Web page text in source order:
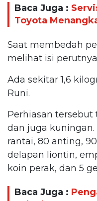
Baca Juga :
Toyota
Saat membedah
melihat isi
Ada sekitar 1,6
Runi.
Perhiasan tersebut
dan juga
rantai, 80 anting, 90
delapan liontin,
koin perak, dan 5
Baca Juga :